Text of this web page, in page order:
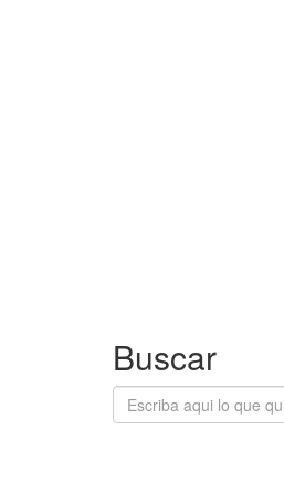
Buscar